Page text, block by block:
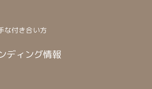
な付き合い方
ディング情報